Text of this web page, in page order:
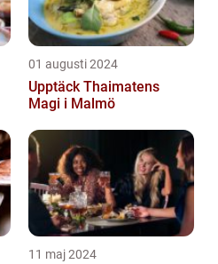
01 augusti 2024
Upptäck Thaimatens
Magi i Malmö
11 maj 2024